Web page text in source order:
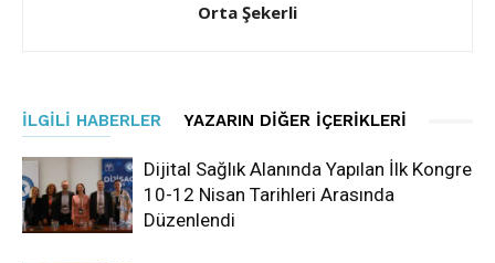
Orta Şekerli
İLGILI HABERLER YAZARIN DIĞER İÇERIKLERI
Dijital Sağlık Alanında Yapılan İlk Kongre
10-12 Nisan Tarihleri Arasında
Düzenlendi